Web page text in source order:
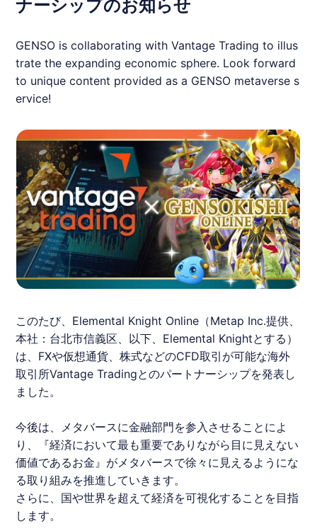
ナーシップのお知らせ
GENSO is collaborating with Vantage Trading to illus
trate the expanding economic sphere. Look forward
to unique content provided as a GENSO metaverse s
ervice!
このたび、Elemental Knight Online（Metap Inc.提供、
本社：台北市信義区、以下、Elemental Knightとする）
は、FXや仮想通貨、株式などのCFD取引が可能な海外
取引所Vantage Tradingとのパートナーシップを発表し
ました。
今後は、メタバースに金融部門を参入させることによ
り、『経済において最も重要でありながら目に見えない
価値であるお金』がメタバースで徐々に見えるようにな
る取り組みを推進していきます。
さらに、国や世界を超えて経済を可視化することを目指
します。